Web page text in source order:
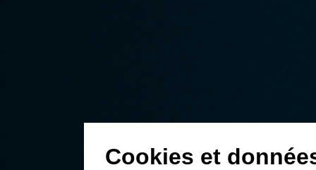
Cookies et